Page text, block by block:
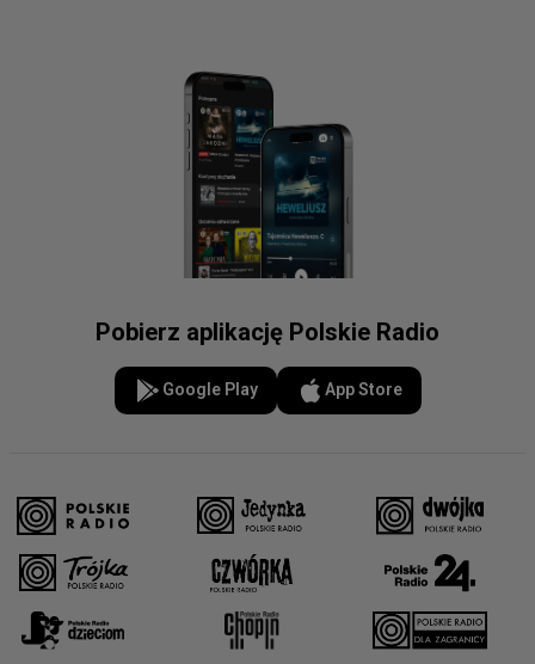
Pobierz aplikację Polskie Radio
Google Play App Store